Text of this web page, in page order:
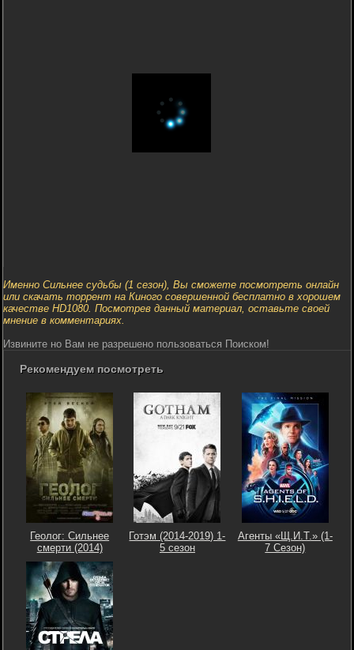
Именно Сильнее судьбы (1 сезон), Вы сможете посмотреть онлайн
или скачать торрент на Киного совершенной бесплатно в хорошем
качестве HD1080. Посмотрев данный материал, оставьте своей
мнение в комментариях.
Извините но Вам не разрешено пользоваться Поиском!
Рекомендуем посмотреть
Геолог: Сильнее
смерти (2014)
Готэм (2014-2019) 1-
5 сезон
Агенты «Щ.И.Т.» (1-
7 Сезон)